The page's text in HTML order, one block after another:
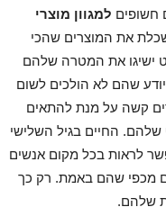
חשופים למגוון מוצרי
את המוצרים שהכי
ישיגו את המטרה שלהם
שהם לא הולכים לשום
קשה על מנת להתאים
שלהם. החיים בגיל השלישי
לראות בכל מקום אנשים
מכפי שהם באמת. רק כך
שלהם.